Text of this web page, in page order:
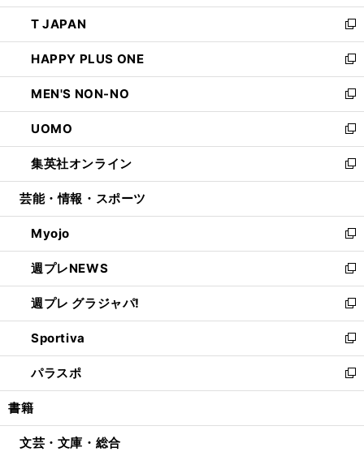
開
く
ウ
で
開
く
ン
ド
ウ
で
開
く
ウ
ィ
ン
ド
ウ
で
開
く
し
い
ウ
ィ
ン
ド
ウ
で
開
く
T JAPAN
新
し
い
ウ
ィ
ン
ド
ウ
で
開
HAPPY PLUS ONE
新
し
い
ウ
ィ
ン
ド
ウ
開
く
MEN'S NON-NO
新
し
い
ウ
ィ
ン
ウ
で
開
く
UOMO
新
し
い
ウ
ン
ド
ウ
で
開
く
集英社オンライン
新
し
ウ
ィ
ン
ド
ウ
で
開
く
芸能・情報・スポーツ
Myojo
新
し
い
ウ
ィ
ン
ド
ウ
で
開
週プレNEWS
新
し
い
ウ
ィ
ン
ド
ウ
開
週プレ グラジャパ!
新
し
い
ウ
ィ
ン
ウ
Sportiva
新
し
い
ウ
ン
パラスポ
新
し
ウ
書籍
文芸・文庫・総合